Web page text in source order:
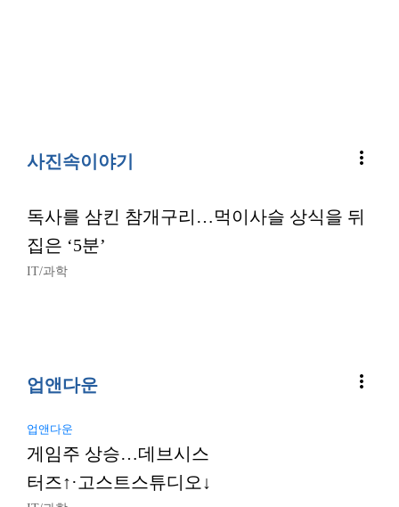
사진속이야기 more_vert
독사를 삼킨 참개구리…먹이사슬 상식을 뒤
집은 ‘5분’
IT/과학
업앤다운 more_vert
업앤다운
게임주 상승…데브시스
터즈↑·고스트스튜디오↓